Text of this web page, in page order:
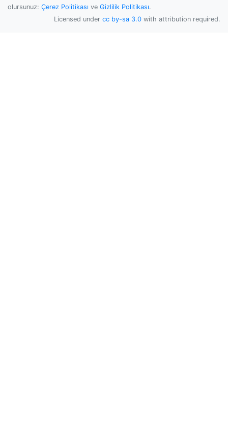
olursunuz: Çerez Politikası ve Gizlilik Politikası.
Licensed under cc by-sa 3.0 with attribution required.